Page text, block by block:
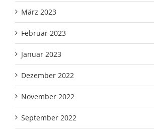
März 2023
Februar 2023
Januar 2023
Dezember 2022
November 2022
September 2022